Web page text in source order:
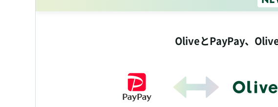
OliveとPayPay、